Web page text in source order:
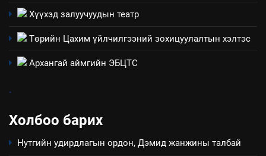
төлөвлөгөө
“Шинэтгэлээр түүчээлсэн
зохион байгуулах арга
ИЛ ТОД БАЙДАЛ
Хүүхэд залуучуудын театр
Төрийн Цахим үйлчилгээний зохицуулалтын хэлтэс
Архангай аймгийн ЭБЦТС
.
Холбоо барих
Нутгийн удирдлагын ордон, Дэмид жанжины талбай